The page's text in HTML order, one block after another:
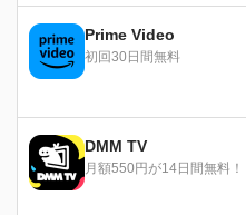
Prime Video
初回30日間無料
DMM TV
月額550円が14日間無料！